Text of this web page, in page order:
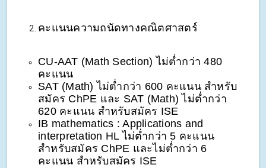
คะแนนความถนัดทางคณิตศาสตร์
CU-AAT (Math Section) ไม่ต่ำกว่า 480
คะแนน
SAT (Math) ไม่ต่ำกว่า 600 คะแนน สำหรับ
สมัคร ChPE และ SAT (Math) ไม่ต่ำกว่า
620 คะแนน สำหรับสมัคร ISE
IB mathematics : Applications and
interpretation HL ไม่ต่ำกว่า 5 คะแนน
สำหรับสมัคร ChPE และไม่ต่ำกว่า 6
คะแนน สำหรับสมัคร ISE